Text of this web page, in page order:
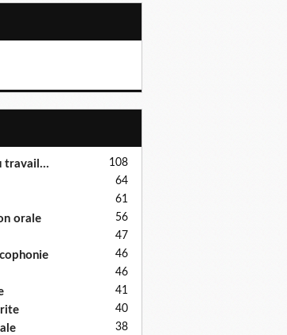
travail... 108
64
61
orale 56
47
46
46
41
40
38